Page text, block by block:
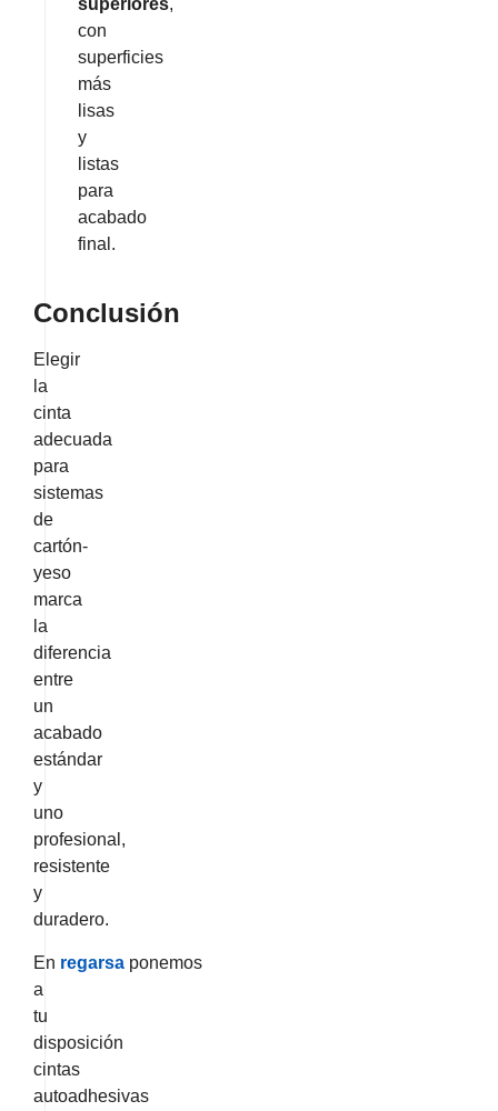
superiores,
con
superficies
más
lisas
y
listas
para
acabado
final.
Conclusión
Elegir
la
cinta
adecuada
para
sistemas
de
cartón-
yeso
marca
la
diferencia
entre
un
acabado
estándar
y
uno
profesional,
resistente
y
duradero.
En regarsa ponemos
a
tu
disposición
cintas
autoadhesivas